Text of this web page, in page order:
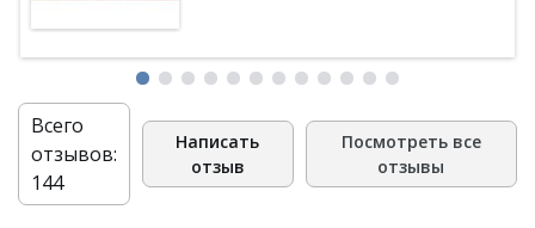
Всего
отзывов:
144
Написать
отзыв
Посмотреть все
отзывы